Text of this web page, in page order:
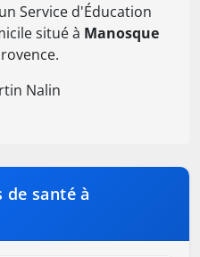
Service d'Éducation
situé à Manosque
Nalin
santé à